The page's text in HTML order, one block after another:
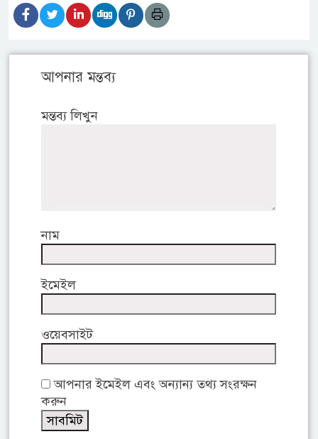
আপনার মন্তব্য
মন্তব্য লিখুন
নাম
ইমেইল
ওয়েবসাইট
আপনার ইমেইল এবং অন্যান্য তথ্য সংরক্ষন
করুন